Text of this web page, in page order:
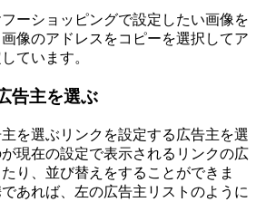
ーショッピングで設定したい画像を
像のアドレスをコピーを選択してア
ています。
告主を選ぶ
リンクを設定する広告主を選
現在の設定で表示されるリンクの広
り、並び替えをすることができま
あれば、左の広告主リストのように